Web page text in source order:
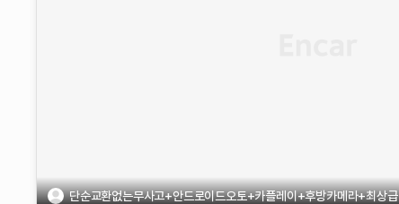
단순교환없는무사고+안드로이드오토+카플레이+후방카메라+최상급